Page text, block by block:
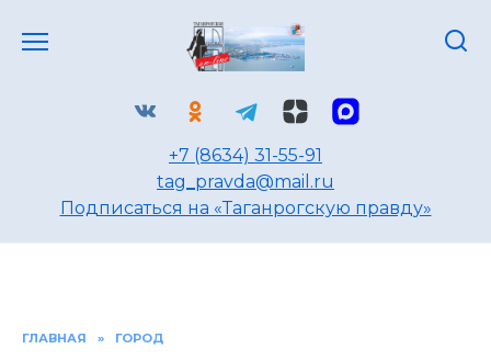
+7 (8634) 31-55-91
tag_pravda@mail.ru
Подписаться на «Таганрогскую правду»
ГЛАВНАЯ » ГОРОД